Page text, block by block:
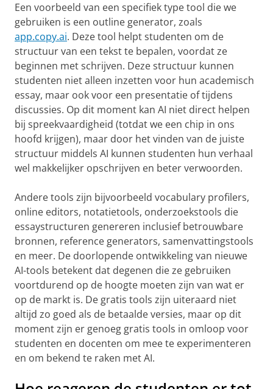
Een voorbeeld van een specifiek type tool die we
gebruiken is een outline generator, zoals
app.copy.ai. Deze tool helpt studenten om de
structuur van een tekst te bepalen, voordat ze
beginnen met schrijven. Deze structuur kunnen
studenten niet alleen inzetten voor hun academisch
essay, maar ook voor een presentatie of tijdens
discussies. Op dit moment kan AI niet direct helpen
bij spreekvaardigheid (totdat we een chip in ons
hoofd krijgen), maar door het vinden van de juiste
structuur middels AI kunnen studenten hun verhaal
wel makkelijker opschrijven en beter verwoorden.
Andere tools zijn bijvoorbeeld vocabulary profilers,
online editors, notatietools, onderzoekstools die
essaystructuren genereren inclusief betrouwbare
bronnen, reference generators, samenvattingstools
en meer. De doorlopende ontwikkeling van nieuwe
AI-tools betekent dat degenen die ze gebruiken
voortdurend op de hoogte moeten zijn van wat er
op de markt is. De gratis tools zijn uiteraard niet
altijd zo goed als de betaalde versies, maar op dit
moment zijn er genoeg gratis tools in omloop voor
studenten en docenten om mee te experimenteren
en om bekend te raken met AI.